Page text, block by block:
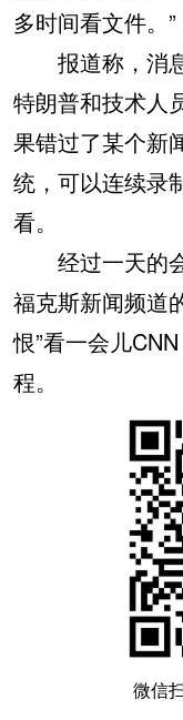
多时间看文件。”
报道称，消息
特朗普和技术人
果错过了某个新
统，可以连续录
看。
经过一天的会
福克斯新闻频道
恨”看一会儿
程。
微信